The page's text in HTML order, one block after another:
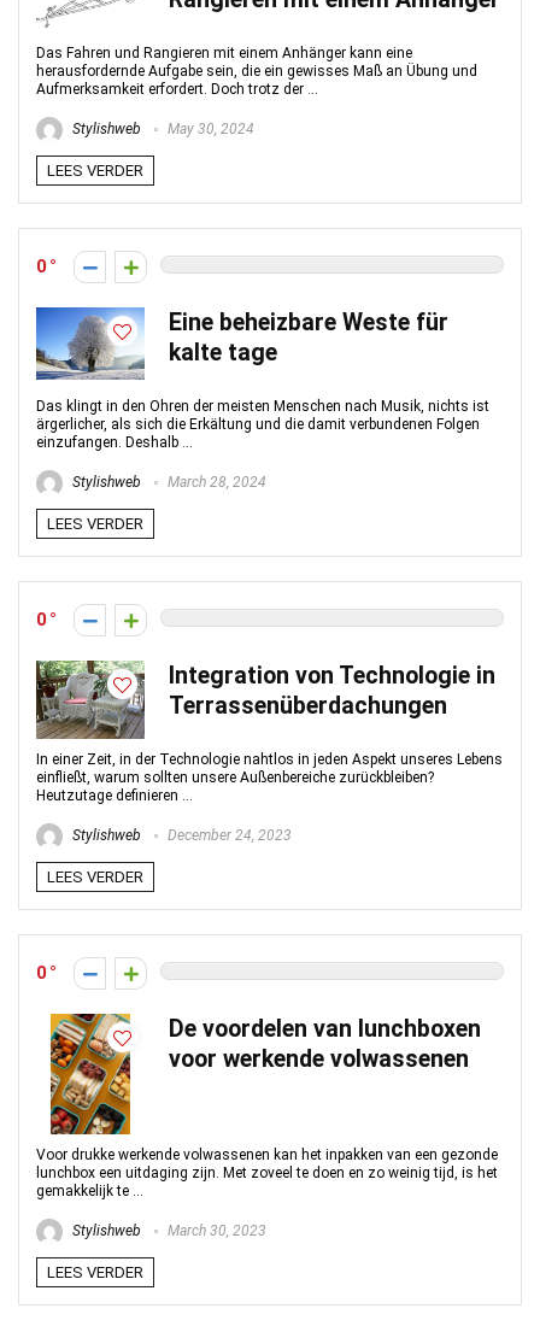
Das Fahren und Rangieren mit einem Anhänger kann eine
herausfordernde Aufgabe sein, die ein gewisses Maß an Übung und
Aufmerksamkeit erfordert. Doch trotz der ...
Stylishweb May 30, 2024
LEES VERDER
0
Eine beheizbare Weste für
kalte tage
Das klingt in den Ohren der meisten Menschen nach Musik, nichts ist
ärgerlicher, als sich die Erkältung und die damit verbundenen Folgen
einzufangen. Deshalb ...
Stylishweb March 28, 2024
LEES VERDER
0
Integration von Technologie in
Terrassenüberdachungen
In einer Zeit, in der Technologie nahtlos in jeden Aspekt unseres Lebens
einfließt, warum sollten unsere Außenbereiche zurückbleiben?
Heutzutage definieren ...
Stylishweb December 24, 2023
LEES VERDER
0
De voordelen van lunchboxen
voor werkende volwassenen
Voor drukke werkende volwassenen kan het inpakken van een gezonde
lunchbox een uitdaging zijn. Met zoveel te doen en zo weinig tijd, is het
gemakkelijk te ...
Stylishweb March 30, 2023
LEES VERDER